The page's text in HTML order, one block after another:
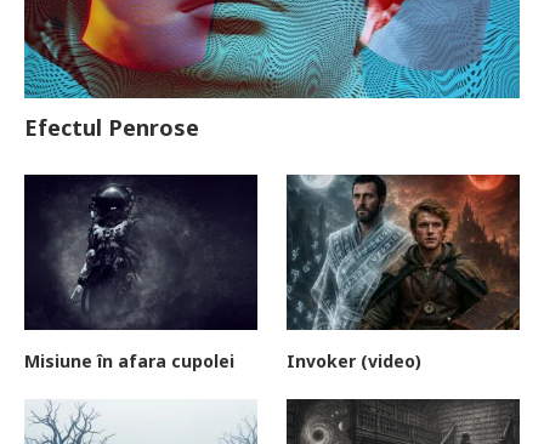
Efectul Penrose
Misiune în afara cupolei Invoker (video)